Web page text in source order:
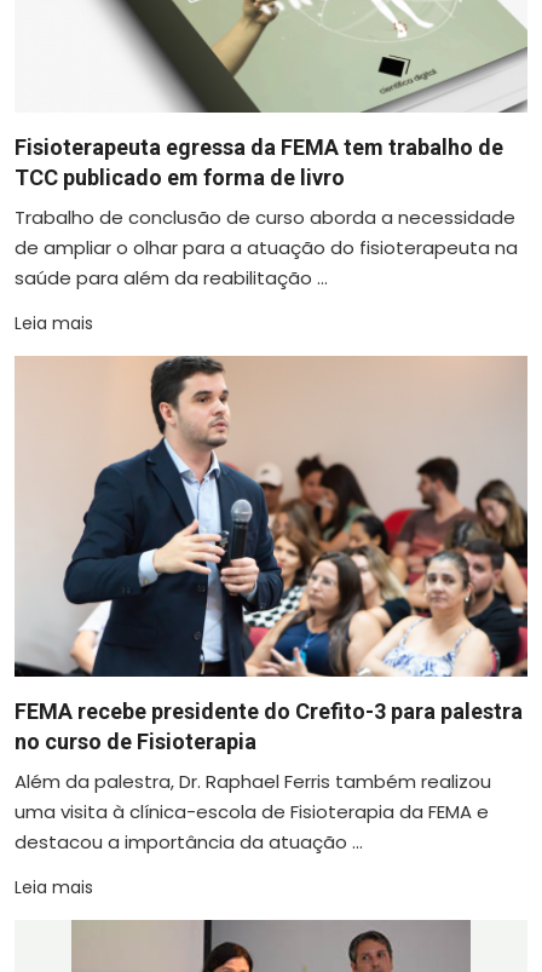
Fisioterapeuta egressa da FEMA tem trabalho de
TCC publicado em forma de livro
Trabalho de conclusão de curso aborda a necessidade
de ampliar o olhar para a atuação do fisioterapeuta na
saúde para além da reabilitação ...
Leia mais
FEMA recebe presidente do Crefito-3 para palestra
no curso de Fisioterapia
Além da palestra, Dr. Raphael Ferris também realizou
uma visita à clínica-escola de Fisioterapia da FEMA e
destacou a importância da atuação ...
Leia mais